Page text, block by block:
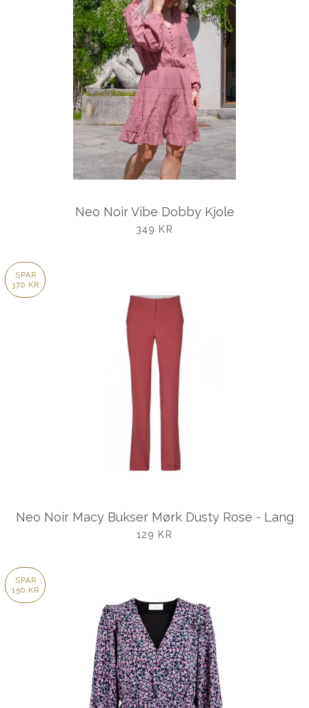
Neo Noir Vibe Dobby Kjole
UDSALGSPRIS
349 KR
SPAR
370 KR
Neo Noir Macy Bukser Mørk Dusty Rose - Lang
UDSALGSPRIS
129 KR
SPAR
150 KR